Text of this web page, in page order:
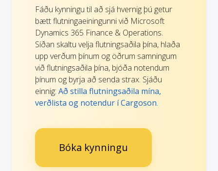
Fáðu kynningu til að sjá hvernig þú getur
bætt flutningaeiningunni við Microsoft
Dynamics 365 Finance & Operations.
Síðan skaltu velja flutningsaðila þína, hlaða
upp verðum þínum og öðrum samningum
við flutningsaðila þína, bjóða notendum
þínum og byrja að senda strax. Sjáðu
einnig: Að stilla flutningsaðila mína,
verðlista og notendur í Cargoson.
Bóka kynningu